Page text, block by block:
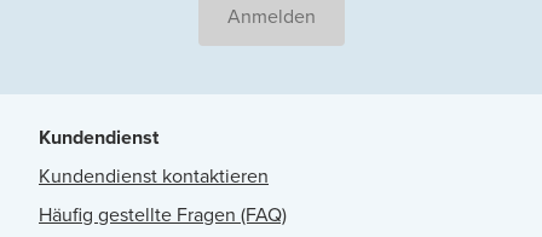
Anmelden
Kundendienst
Kundendienst kontaktieren
Häufig gestellte Fragen (FAQ)